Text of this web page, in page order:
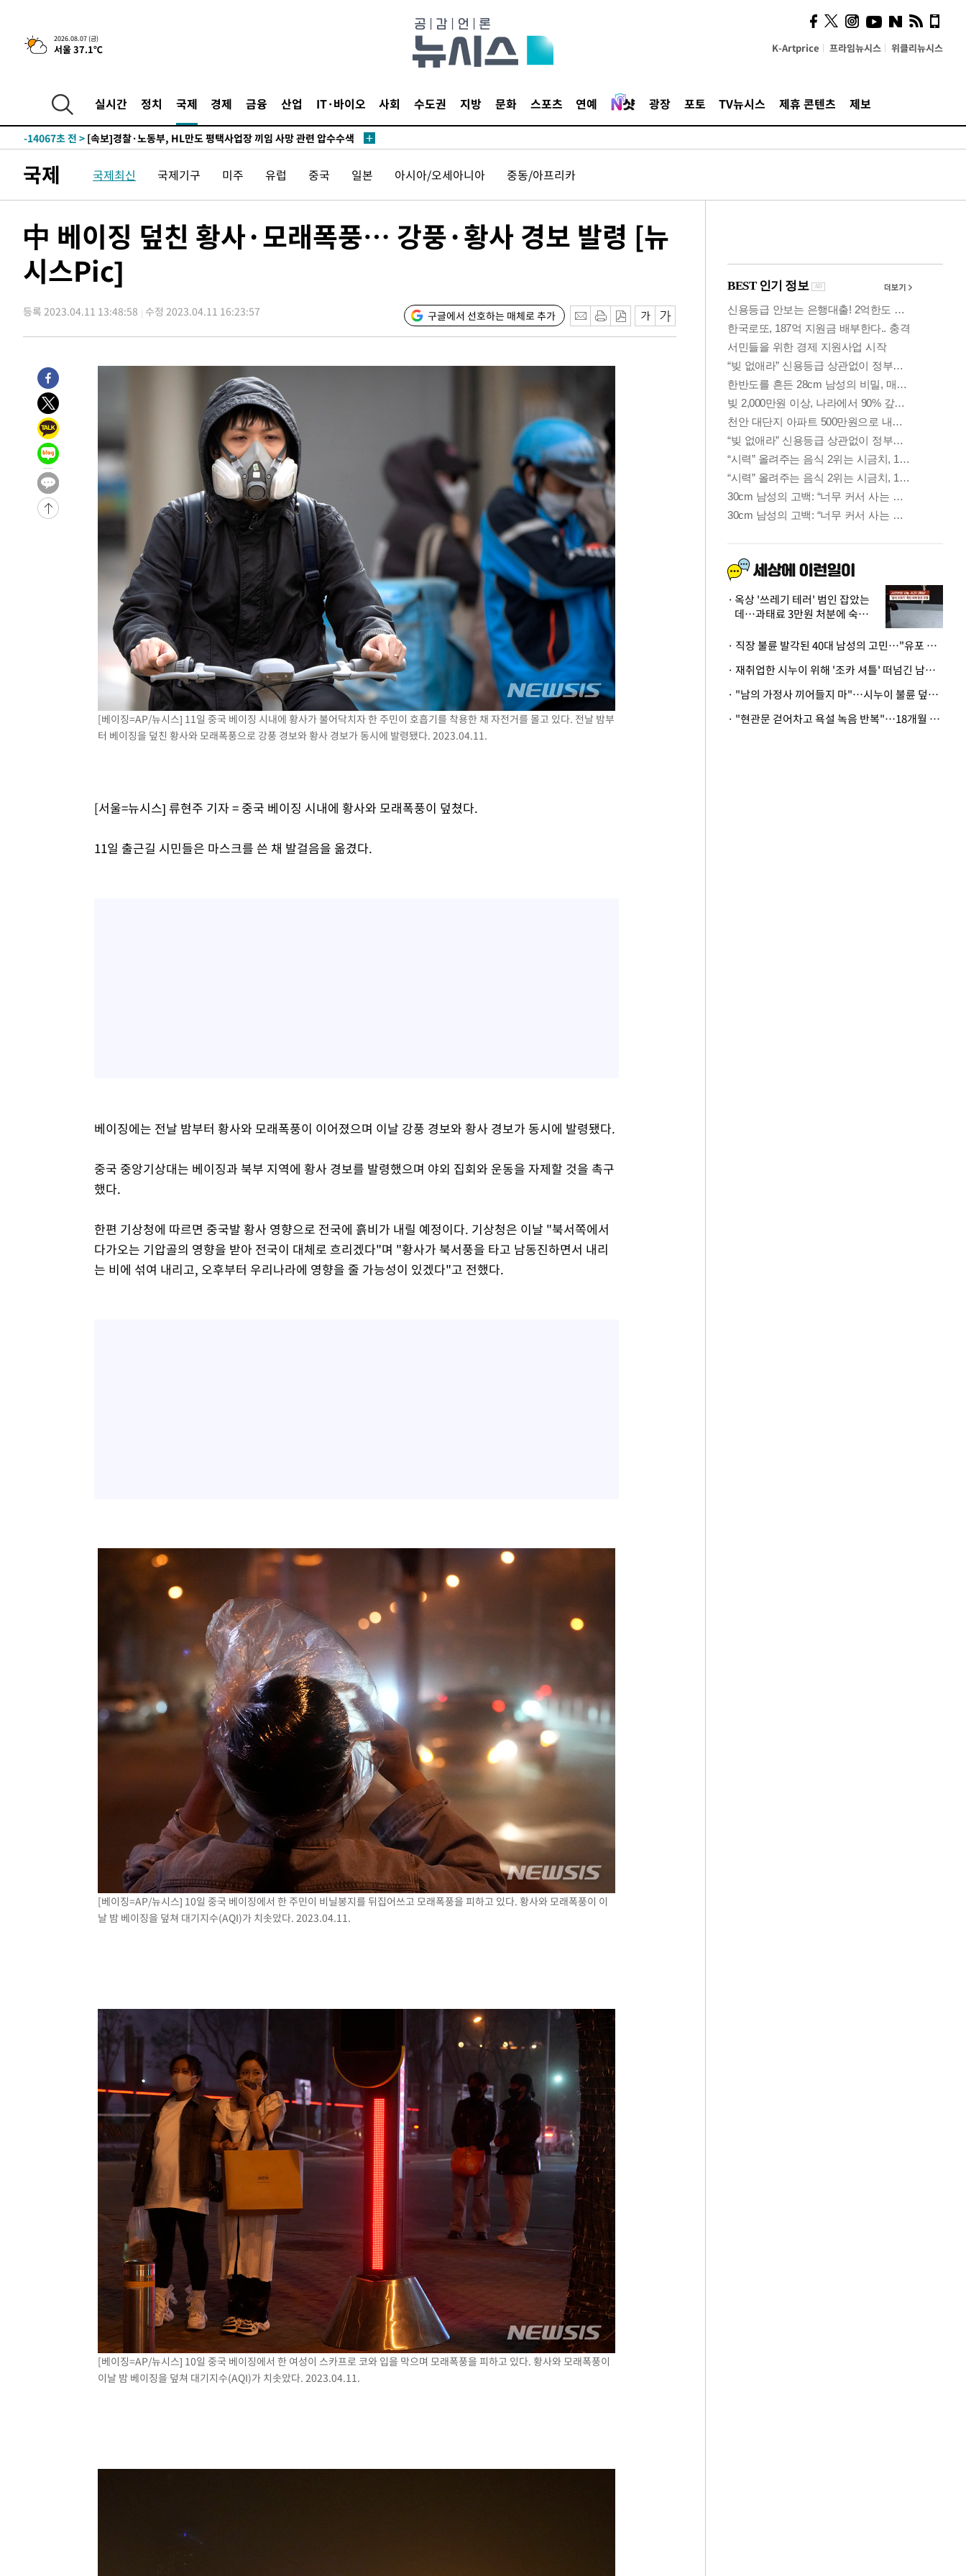
2026.08.07 (금)
서울 37.1℃ K-Artprice 프라임뉴시스 위클리뉴시스
실시간 정치 국제 경제 금융 산업 IT·바이오 사회 수도권 지방 문화 스포츠 연예 광장 포토 TV뉴시스 제휴 콘텐츠 제보
-20510초 전 >[속보]종합특검, '관저이전 봐주기 감사' 유병호 구속기소
-17110초 전 >
민주 콩고 에볼라환자 4천명 돌파, 4053명 발생 1850명 사망
-15554초 전 >
"미 전국적 살모네라 식중독 원인은 멕시코산 할라피뇨"-- CDC
-14067초 전 >
-13948초 전 > [속보]합수본, '투표율 허위 입력' 중앙·서울·경기도 선관위 등 9곳
-13499초 전 >
[속보]삼성전자·SK하이닉스 동반 강보합…1%대 상승 출발
-13485초 전 >[속보]코스닥, 5.95포인트(0.74%) 상승한 807.62개장
-10618초 전 >시리아 다마스쿠스 교외에서 미니버스 폭발.. 14명 부상, 3명은 중
-9916초 전 >입추에도 극한더위…서울 낮 39도 '폭염중대경보'
-4880초 전 >이란, 호르무즈서 "적국 목표물들"과 대치로 남부 케슘섬에서 두차
효
-1746초 전 >[속보]트럼프, 美 원정출산 금지 행정명령 서명
9분 전 >[속보] 뉴욕증시, 일제 하락 마감…나스닥 0.06%↓
병태 후임
-28179초 전 >
[속보]국힘 윤리위, '돌려차기 발언' 진종오·서범수 징계 절차 개시
-23504초 전 >
[속보] 7월 중국 수출 23.9%↑ 수입 27.5%↑…무역총액
25.3%↑
-20664초 전 >
[속보]'채상병 순직 책임' 임성근, 항소심도 징역 3년
-20530초 전 >
[속보]종합특검, '관저이전 봐주기 감사' 유병호 구속기소
-17130초 전 >
민주 콩고 에볼라환자 4천명 돌파, 4053명 발생 1850명 사망
-16380초 전 >
[속보]'300억원대 사기 혐의' 차가원 대표 구속 송치
-15574초 전 >
"미 전국적 살모네라 식중독 원인은 멕시코산 할라피뇨"-- CDC
-14087초 전 >
[속보]경찰·노동부, HL만도 평택사업장 끼임 사망 관련 압수수색
[속보]합수본, '투표율 허위 입력' 중앙·서울·경기도 선관위 등 9곳
[속보]원·달러 환율, 오전 9시 1423.8원
[속보]삼성전자·SK하이닉스 동반 강보합…1%대 상승 출발
[속보]코스닥, 5.95포인트(0.74%) 상승한 807.62개장
[속보]코스피, 6300선 재탈환…1.09% 오른 6365.07 개장
시리아 다마스쿠스 교외에서 미니버스 폭발.. 14명 부상, 3명은 중
입추에도 극한더위…서울 낮 39도 '폭염중대경보'
이란, 호르무즈서 "적국 목표물들"과 대치로 남부 케슘섬에서 두차
[속보]美, 폴리실리콘 수입 규제…파생제품 15% 관세, 120일 후 발
[속보]트럼프, 美 원정출산 금지 행정명령 서명
[속보] 뉴욕증시, 일제 하락 마감…나스닥 0.06%↓
국제 국제최신 국제기구 미주 유럽 중국 일본 아시아/오세아니아 중동/아프리카
中 베이징 덮친 황사·모래폭풍… 강풍·황사 경보 발령 [뉴
시스Pic]
등록 2023.04.11 13:48:58 수정 2023.04.11 16:23:57 구글에서 선호하는 매체로 추가
[베이징=AP/뉴시스] 11일 중국 베이징 시내에 황사가 불어닥치자 한 주민이 호흡기를 착용한 채 자전거를 몰고 있다. 전날 밤부
터 베이징을 덮친 황사와 모래폭풍으로 강풍 경보와 황사 경보가 동시에 발령됐다. 2023.04.11.
[서울=뉴시스] 류현주 기자 = 중국 베이징 시내에 황사와 모래폭풍이 덮쳤다.
11일 출근길 시민들은 마스크를 쓴 채 발걸음을 옮겼다.
베이징에는 전날 밤부터 황사와 모래폭풍이 이어졌으며 이날 강풍 경보와 황사 경보가 동시에 발령됐다.
중국 중앙기상대는 베이징과 북부 지역에 황사 경보를 발령했으며 야외 집회와 운동을 자제할 것을 촉구
했다.
한편 기상청에 따르면 중국발 황사 영향으로 전국에 흙비가 내릴 예정이다. 기상청은 이날 "북서쪽에서
다가오는 기압골의 영향을 받아 전국이 대체로 흐리겠다"며 "황사가 북서풍을 타고 남동진하면서 내리
는 비에 섞여 내리고, 오후부터 우리나라에 영향을 줄 가능성이 있겠다"고 전했다.
[베이징=AP/뉴시스] 10일 중국 베이징에서 한 주민이 비닐봉지를 뒤집어쓰고 모래폭풍을 피하고 있다. 황사와 모래폭풍이 이
날 밤 베이징을 덮쳐 대기지수(AQI)가 치솟았다. 2023.04.11.
[베이징=AP/뉴시스] 10일 중국 베이징에서 한 여성이 스카프로 코와 입을 막으며 모래폭풍을 피하고 있다. 황사와 모래폭풍이
이날 밤 베이징을 덮쳐 대기지수(AQI)가 치솟았다. 2023.04.11.
시, 스마트폰 액세서리에
NFC 더했다
옥상 '쓰레기 테러' 범인 잡았는
데…과태료 3만원 처분에 숙박업
· 직장 불륜 발각된 40대 남성의 고민…"유포 동료 명예훼손·협박죄 고소 가능할까"
· 재취업한 시누이 위해 '조카 셔틀' 떠넘긴 남편…아내 "난 못한다"
· "남의 가정사 끼어들지 마"…시누이 불륜 덮으려는 남편에 억울한 아내
· "현관문 걷어차고 욕설 녹음 반복"…18개월 아기 키우는 집 뒤흔든 '앞집의 비극'